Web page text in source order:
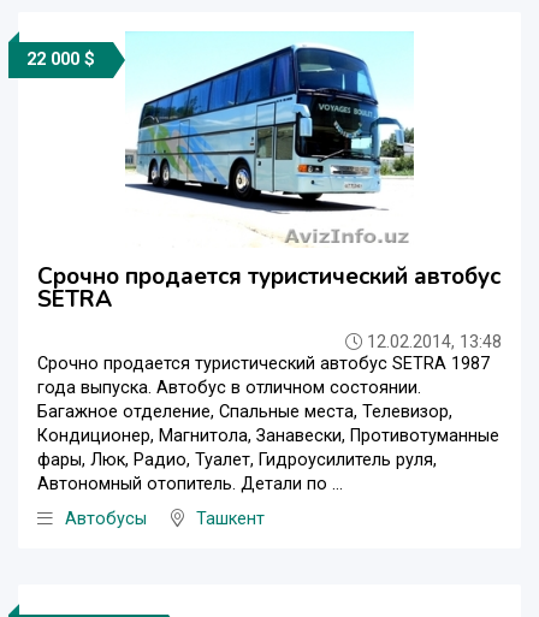
22 000 $
Срочно продается туристический автобус
SETRA
12.02.2014, 13:48
Срочно продается туристический автобус SETRA 1987
года выпуска. Автобус в отличном состоянии.
Багажное отделение, Спальные места, Телевизор,
Кондиционер, Магнитола, Занавески, Противотуманные
фары, Люк, Радио, Туалет, Гидроусилитель руля,
Автономный отопитель. Детали по ...
Автобусы
Ташкент